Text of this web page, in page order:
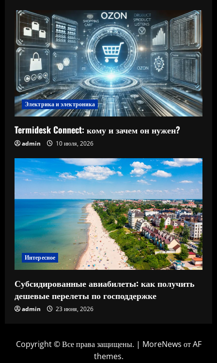
Электрика и электроника
Termidesk Connect: кому и зачем он нужен?
admin 10 июля, 2026
Интересное
Субсидированные авиабилеты: как получить
дешевые перелеты по господдержке
admin 23 июня, 2026
Copyright © Все права защищены. | MoreNews от AF
themes.